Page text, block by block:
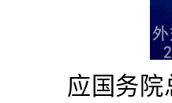
应国务院